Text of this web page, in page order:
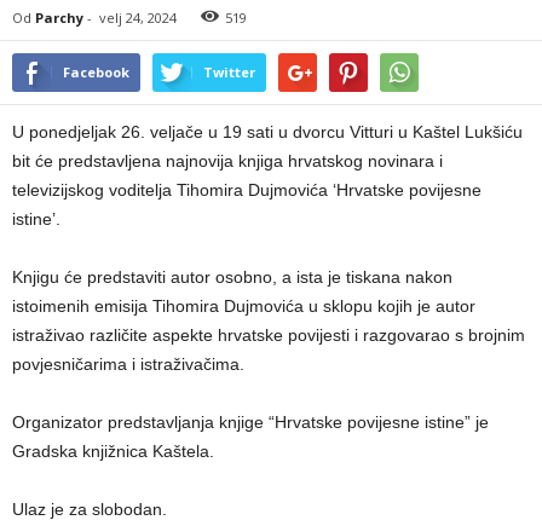
Od Parchy - velj 24, 2024 519
Facebook Twitter
U ponedjeljak 26. veljače u 19 sati u dvorcu Vitturi u Kaštel Lukšiću
bit će predstavljena najnovija knjiga hrvatskog novinara i
televizijskog voditelja Tihomira Dujmovića ‘Hrvatske povijesne
istine’.
Knjigu će predstaviti autor osobno, a ista je tiskana nakon
istoimenih emisija Tihomira Dujmovića u sklopu kojih je autor
istraživao različite aspekte hrvatske povijesti i razgovarao s brojnim
povjesničarima i istraživačima.
Organizator predstavljanja knjige “Hrvatske povijesne istine” je
Gradska knjižnica Kaštela.
Ulaz je za slobodan.